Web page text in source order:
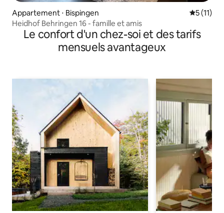
Appartement ⋅ Bispingen
5 (11)
Heidhof Behringen 16 - famille et amis
Le confort d'un chez-soi et des tarifs
mensuels avantageux